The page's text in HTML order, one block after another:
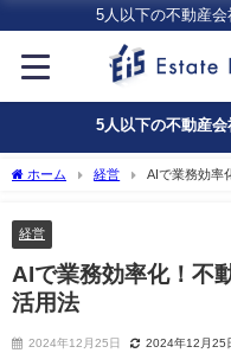
5人以下の不動産
5人以下の不動産
ホーム 経営 AIで業務効率
経営
AIで業務効率化！不
活用法
2024年12月25日 2024年12月25